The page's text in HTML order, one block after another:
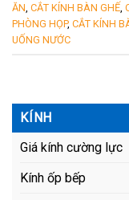
ĂN CẮT KÍNH BÀN GHẾ
PHÒNG HỌP, CẮT KÍNH
UỐNG NƯỚC
KÍNH
Giá kính cường lực
Kính ốp bếp